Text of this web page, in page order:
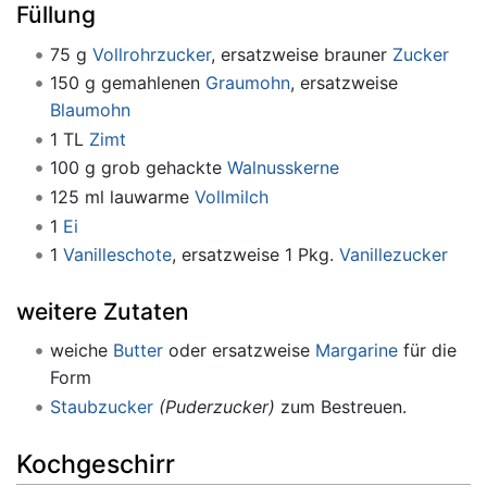
Füllung
75 g Vollrohrzucker, ersatzweise brauner Zucker
150 g gemahlenen Graumohn, ersatzweise
Blaumohn
1 TL Zimt
100 g grob gehackte Walnusskerne
125 ml lauwarme Vollmilch
1 Ei
1 Vanilleschote, ersatzweise 1 Pkg. Vanillezucker
weitere Zutaten
weiche Butteroder ersatzweise Margarinefür die
Form
Staubzucker (Puderzucker) zum Bestreuen.
Kochgeschirr